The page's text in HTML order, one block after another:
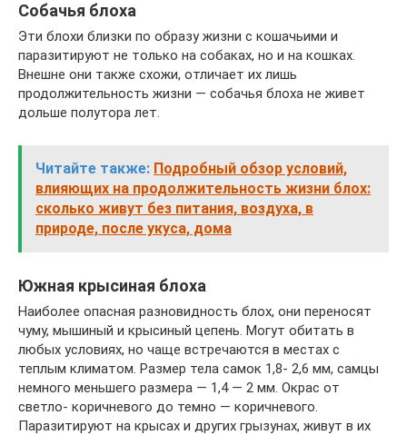
Собачья блоха
Эти блохи близки по образу жизни с кошачьими и
паразитируют не только на собаках, но и на кошках.
Внешне они также схожи, отличает их лишь
продолжительность жизни — собачья блоха не живет
дольше полутора лет.
Читайте также: Подробный обзор условий,
влияющих на продолжительность жизни блох:
сколько живут без питания, воздуха, в
природе, после укуса, дома
Южная крысиная блоха
Наиболее опасная разновидность блох, они переносят
чуму, мышиный и крысиный цепень. Могут обитать в
любых условиях, но чаще встречаются в местах с
теплым климатом. Размер тела самок 1,8- 2,6 мм, самцы
немного меньшего размера — 1,4 — 2 мм. Окрас от
светло- коричневого до темно — коричневого.
Паразитируют на крысах и других грызунах, живут в их